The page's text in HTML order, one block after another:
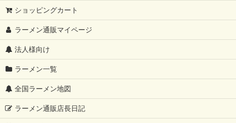
ショッピングカート
ラーメン通販マイページ
法人様向け
ラーメン一覧
全国ラーメン地図
ラーメン通販店長日記